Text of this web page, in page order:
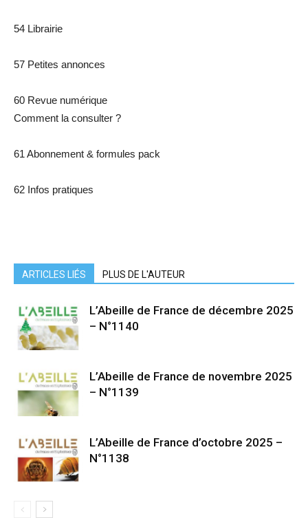
54 Librairie
57 Petites annonces
60 Revue numérique
Comment la consulter ?
61 Abonnement & formules pack
62 Infos pratiques
ARTICLES LIÉS PLUS DE L'AUTEUR
L’Abeille de France de décembre 2025
– N°1140
L’Abeille de France de novembre 2025
– N°1139
L’Abeille de France d’octobre 2025 –
N°1138